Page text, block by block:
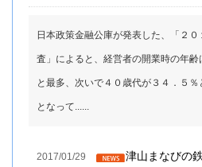
日本政策金融公庫が発表した、「２
査」によると、経営者の開業時の年
と最多、次いで４０歳代が３４．５
となって......
2017/01/29 津山まなびの